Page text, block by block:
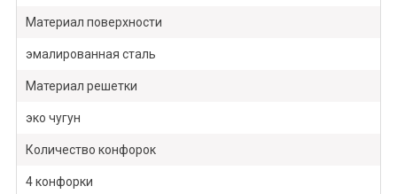
Материал поверхности
эмалированная сталь
Материал решетки
эко чугун
Количество конфорок
4 конфорки